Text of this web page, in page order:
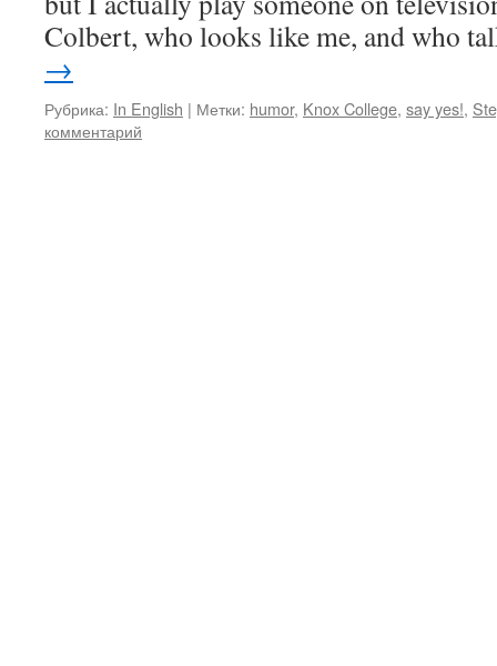
Colbert, who looks like me, and who
→
Рубрика: In English | Метки: humor, Knox College, say yes!,
комментарий